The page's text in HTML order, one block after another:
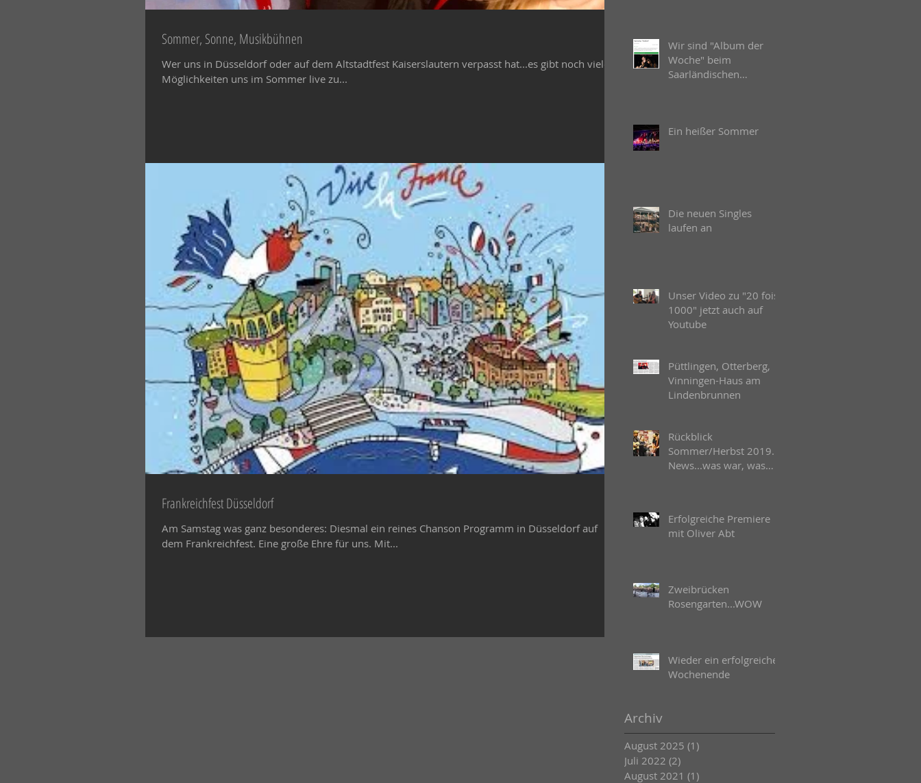
Sommer, Sonne, Musikbühnen
Wer uns in Düsseldorf oder auf dem Altstadtfest Kaiserslautern verpasst hat...es gibt noch viele
Möglichkeiten uns im Sommer live zu...
Frankreichfest Düsseldorf
Am Samstag was ganz besonderes: Diesmal ein reines Chanson Programm in Düsseldorf auf
dem Frankreichfest. Eine große Ehre für uns. Mit...
Wir sind "Album der
Woche" beim
Saarländischen
Ein heißer Sommer
Die neuen Singles
laufen an
Unser Video zu "20 fois
1000" jetzt auch auf
Youtube
Püttlingen, Otterberg,
Vinningen-Haus am
Lindenbrunnen
Rückblick
Sommer/Herbst 2019.
News...was war, was
Erfolgreiche Premiere
mit Oliver Abt
Zweibrücken
Rosengarten...WOW
Wieder ein erfolgreiches
Wochenende
Archiv
August 2025 (1)
Juli 2022 (2)
August 2021 (1)